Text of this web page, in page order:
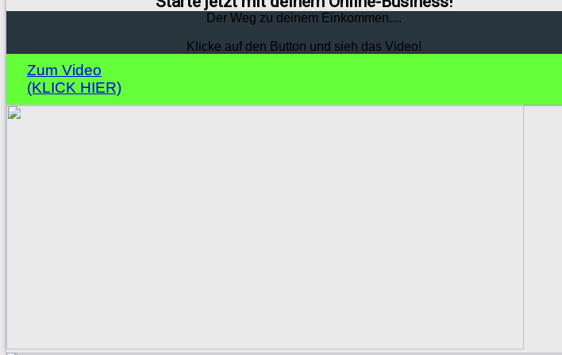
Der Weg zu deinem Einkommen....
Klicke auf den Button und sieh das Video!
Zum Video
(KLICK HIER)